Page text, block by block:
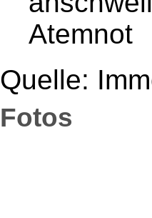
Atemnot
Quelle:
Fotos